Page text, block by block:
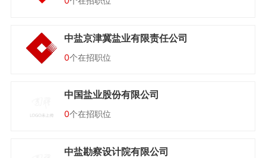
中盐京津冀盐业有限责任公司
0个在招职位
中国盐业股份有限公司
0个在招职位
中盐勘察设计院有限公司